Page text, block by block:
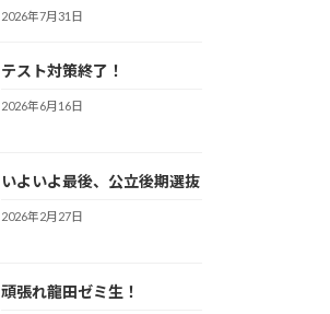
2026年7月31日
テスト対策終了！
2026年6月16日
いよいよ最後、公立後期選抜
2026年2月27日
頑張れ龍田ゼミ生！